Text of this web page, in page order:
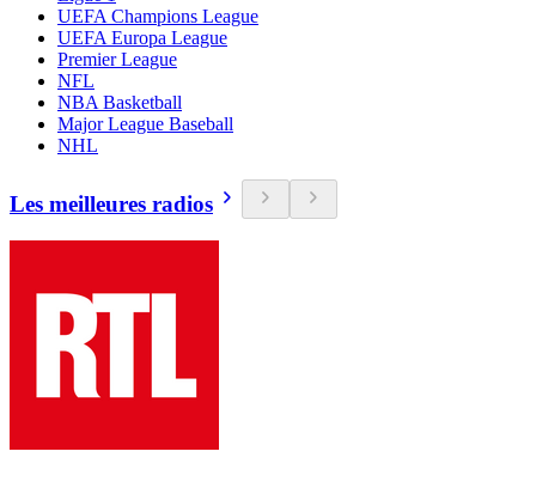
UEFA Champions League
UEFA Europa League
Premier League
NFL
NBA Basketball
Major League Baseball
NHL
Les meilleures radios